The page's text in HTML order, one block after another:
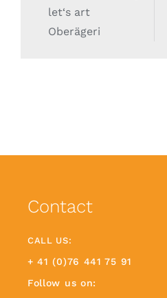
let‘s art
Oberägeri
Contact
CALL US:
+ 41 (0)76 441 75 91
Follow us on: